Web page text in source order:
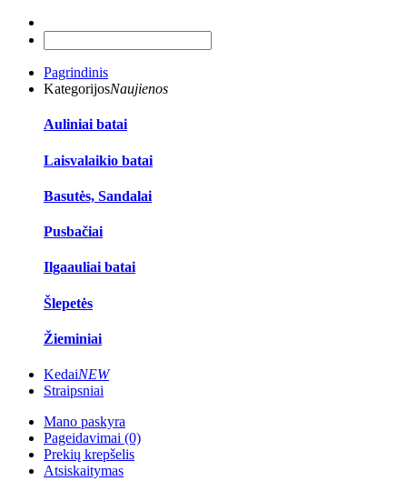
Pagrindinis
KategorijosNaujienos
Auliniai batai
Laisvalaikio batai
Basutės, Sandalai
Pusbačiai
Ilgaauliai batai
Šlepetės
Žieminiai
KedaiNEW
Straipsniai
Mano paskyra
Pageidavimai (0)
Prekių krepšelis
Atsiskaitymas